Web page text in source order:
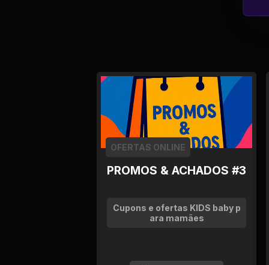
PROMOS & ACHADOS #3
OFERTAS ONLINE
Cupons e ofertas KIDS baby p
ara mamães